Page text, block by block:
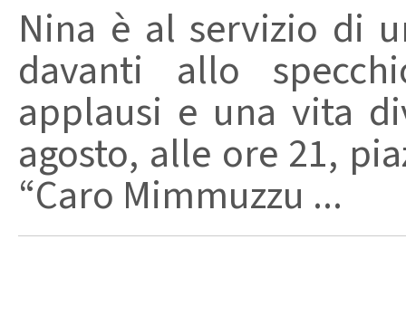
Nina è al servizio di
davanti allo
applausi e una vita
agosto, alle ore 21,
“Caro Mimmuzzu ...